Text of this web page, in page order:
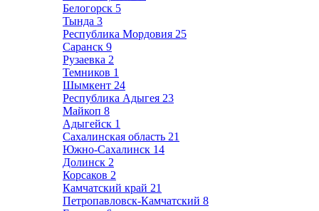
Белогорск 5
Тында 3
Республика Мордовия 25
Саранск 9
Рузаевка 2
Темников 1
Шымкент 24
Республика Адыгея 23
Майкоп 8
Адыгейск 1
Сахалинская область 21
Южно-Сахалинск 14
Долинск 2
Корсаков 2
Камчатский край 21
Петропавловск-Камчатский 8